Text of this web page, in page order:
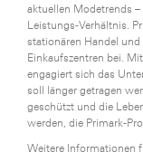
aktuellen Modetrends
Leistungs-Verhältnis.
stationären Handel
Einkaufszentren bei.
engagiert sich das
soll länger getragen
geschützt und die
werden, die Primark-
Weitere Informationen